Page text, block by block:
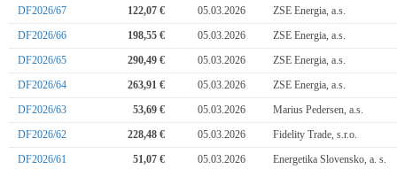
DF2026/67
122,07 € 05.03.2026
ZSE Energia, a.s.
DF2026/66
198,55 € 05.03.2026
ZSE Energia, a.s.
DF2026/65
290,49 € 05.03.2026
ZSE Energia, a.s.
DF2026/64
263,91 € 05.03.2026
ZSE Energia, a.s.
DF2026/63
53,69 € 05.03.2026
Marius Pedersen, a.s.
DF2026/62
228,48 € 05.03.2026
Fidelity Trade, s.r.o.
DF2026/61
51,07 € 05.03.2026
Energetika Slovensko, a. s.